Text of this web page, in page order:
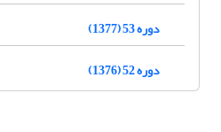
دوره 53 (1377)
دوره 52 (1376)